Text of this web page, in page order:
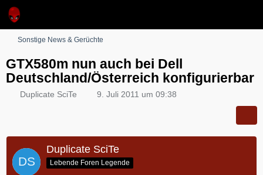
Sonstige News & Gerüchte
GTX580m nun auch bei Dell
Deutschland/Österreich konfigurierbar
Duplicate SciTe 9. Juli 2011 um 09:38
Duplicate SciTe
Lebende Foren Legende